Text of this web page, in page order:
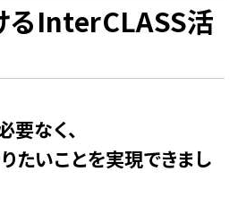
るInterCLASS活
要なく、
たいことを実現できまし